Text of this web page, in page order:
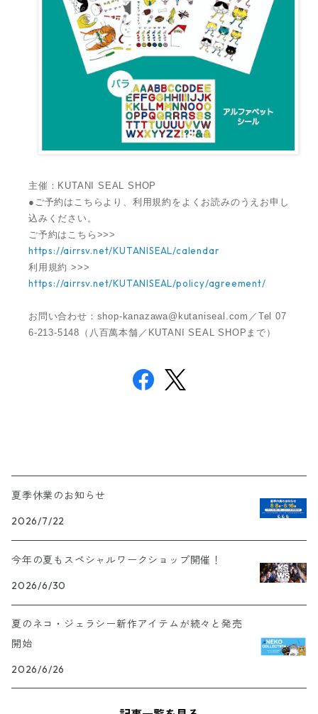
主催：KUTANI SEAL SHOP
●ご予約はこちらより、利用規約をよくお読みのうえお申し
込みください。
ご予約はこちら>>>
https://airrsv.net/KUTANISEAL/calendar
利用規約 >>>
https://airrsv.net/KUTANISEAL/policy/agreement/
お問い合わせ： shop-kanazawa@kutaniseal.com ／Tel 07
6-213-5148（八百萬本舗／KUTANI SEAL SHOPまで）
夏季休業のお知らせ
2026/7/22
今年の夏もスペシャルワークショップ開催！
2026/6/30
夏のネコ・ジェラシー新作アイテムが続々と発売
開始
2026/6/26